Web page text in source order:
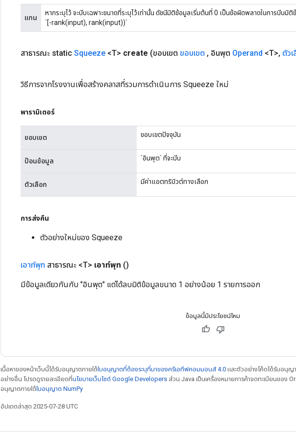
แกน
หากระบุไว้ จะบีบเฉพาะขนาดที่ระบุไว้เท่านั้น ดัชนีมิติข้อมูลเริ่มต้นที่ 0 เป็นข้อผิดพลาดในการบีบมิติ
`[-rank(input), rank(input))`
สาธารณะ static Squeeze <T> create (ขอบเขต ขอบเขต , อินพุต Operand <T>, ตัว
วิธีการจากโรงงานเพื่อสร้างคลาสที่รวมการดำเนินการ Squeeze ใหม่
พารามิเตอร์
ขอบเขต ขอบเขตปัจจุบัน
ป้อนข้อมูล `อินพุต` ที่จะบีบ
ตัวเลือก มีค่าแอตทริบิวต์ทางเลือก
การส่งคืน
ตัวอย่างใหม่ของ Squeeze
เอาท์พุท สาธารณะ <T> เอาท์พุท ()
มีข้อมูลเดียวกันกับ "อินพุต" แต่ได้ลบมิติข้อมูลขนาด 1 อย่างน้อย 1 รายการออก
ข้อมูลนี้มีประโยชน์ไหม
เนื้อหาของหน้าเว็บนี้ได้รับอนุญาตภายใต้ใบอนุญาตที่ต้องระบุที่มาของครีเอทีฟคอมมอนส์ 4.0 และตัวอย่างโค้ดได้รับอนุญ
อย่างอื่น โปรดดูรายละเอียดที่นโยบายเว็บไซต์ Google Developers ส่วน Java เป็นเครื่องหมายการค้าจดทะเบียนของ
อนุญาตภายใต้ใบอนุญาต NumPy
อัปเดตล่าสุด 2025-07-28 UTC